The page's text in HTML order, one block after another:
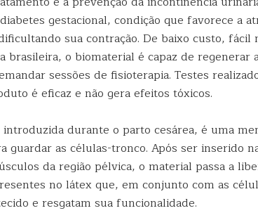
gestacional, condição que favorece a
sua contração. De baixo custo, fácil
brasileira, o biomaterial é capaz de regenerar
sessões de fisioterapia. Testes
é eficaz e não gera efeitos tóxicos.
durante o parto cesárea, é uma
guardar as células-tronco. Após ser inserido
da região pélvica, o material passa a
no látex que, em conjunto com as
e resgatam sua funcionalidade.